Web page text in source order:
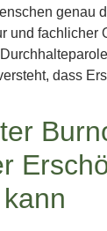
genau
und fachlicher
dass